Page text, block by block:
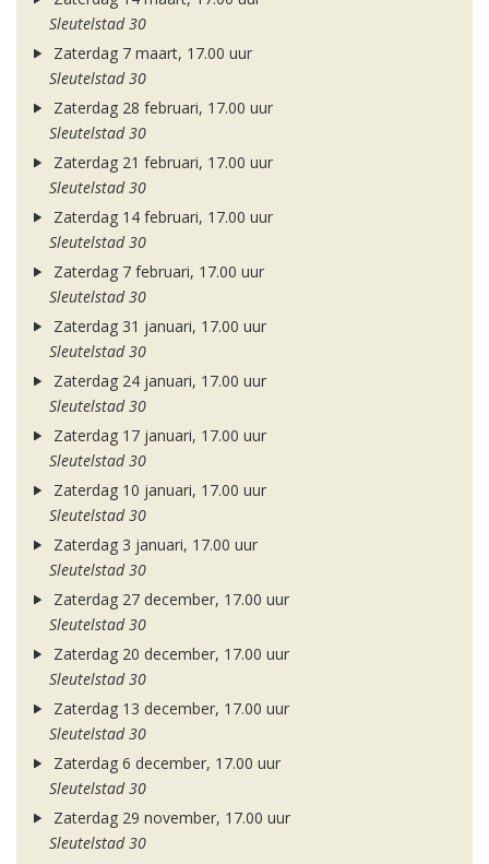
Sleutelstad 30
Zaterdag 7 maart, 17.00 uur
Sleutelstad 30
Zaterdag 28 februari, 17.00 uur
Sleutelstad 30
Zaterdag 21 februari, 17.00 uur
Sleutelstad 30
Zaterdag 14 februari, 17.00 uur
Sleutelstad 30
Zaterdag 7 februari, 17.00 uur
Sleutelstad 30
Zaterdag 31 januari, 17.00 uur
Sleutelstad 30
Zaterdag 24 januari, 17.00 uur
Sleutelstad 30
Zaterdag 17 januari, 17.00 uur
Sleutelstad 30
Zaterdag 10 januari, 17.00 uur
Sleutelstad 30
Zaterdag 3 januari, 17.00 uur
Sleutelstad 30
Zaterdag 27 december, 17.00 uur
Sleutelstad 30
Zaterdag 20 december, 17.00 uur
Sleutelstad 30
Zaterdag 13 december, 17.00 uur
Sleutelstad 30
Zaterdag 6 december, 17.00 uur
Sleutelstad 30
Zaterdag 29 november, 17.00 uur
Sleutelstad 30